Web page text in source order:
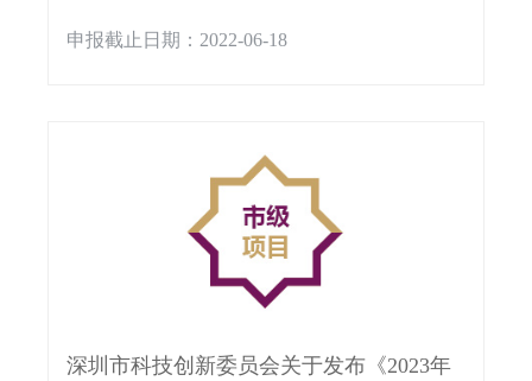
申报截止日期：2022-06-18
深圳市科技创新委员会关于发布《2023年